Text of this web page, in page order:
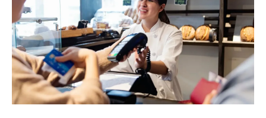
Empresas
Entrevistas
Expertos